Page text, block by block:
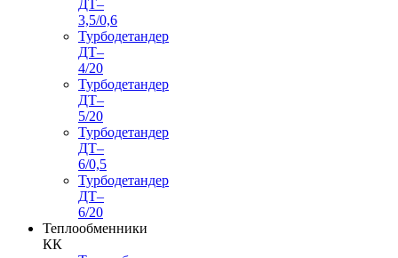
ДТ–
3,5/0,6
Турбодетандер
ДТ–
4/20
Турбодетандер
ДТ–
5/20
Турбодетандер
ДТ–
6/0,5
Турбодетандер
ДТ–
6/20
Теплообменники
КК